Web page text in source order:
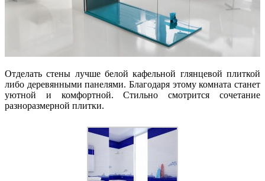
Отделать стены лучше белой кафельной глянцевой плиткой
либо деревянными панелями. Благодаря этому комната станет
уютной и комфортной. Стильно смотрится сочетание
разноразмерной плитки.